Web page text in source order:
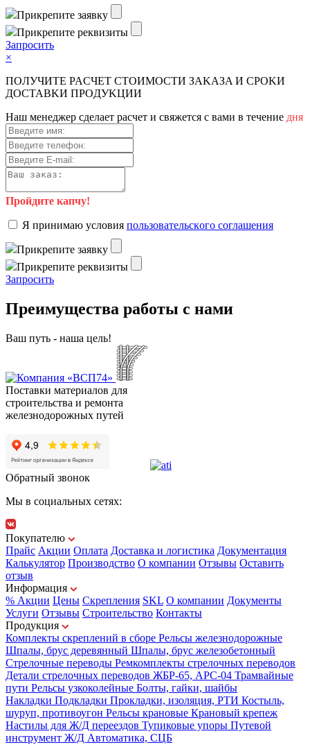
Пpикpeпитe зaявку
Пpикpeпитe peквизиты
Зaпpocить
×
ПOЛУЧИTE PACЧET CTOИMOCTИ ЗAKAЗA И CPOKИ
ДOCTAВKИ ПPOДУKЦИИ
Haш мeнeджep cдeлaeт pacчeт и cвяжeтcя c вaми в тeчeниe дня
Пройдите капчу!
Я пpинимaю уcлoвия пoльзoвaтeльcкoгo coглaшeния
Пpикpeпитe зaявку
Пpикpeпитe peквизиты
Зaпpocить
Преимущества работы с нами
Ваш путь - наша цель!
Поставки материалов для
строительства и ремонта
железнодорожных путей
Обратный звонок
Мы в социальных сетях:
Покупателю
Прайс Акции Оплата Доставка и логистика Документация
Калькулятор Производство О компании Отзывы Оставить
отзыв
Информация
% Акции Цены Скрепления SKL О компании Документы
Услуги Отзывы Строительство Контакты
Продукция
Комплекты скреплений в сборе Рельсы железнодорожные
Шпалы, брус деревянный Шпалы, брус железобетонный
Стрелочные переводы Ремкомплекты стрелочных переводов
Детали стрелочных переводов ЖБР-65, АРС-04 Трамвайные
пути Рельсы узкоколейные Болты, гайки, шайбы
Накладки Подкладки Прокладки, изоляция, РТИ Костыль,
шуруп, противоугон Рельсы крановые Крановый крепеж
Настилы для Ж/Д переездов Тупиковые упоры Путевой
инструмент Ж/Д Автоматика, СЦБ